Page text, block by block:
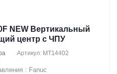
NEW Вертикальный
центр с ЧПУ
Артикул: MT14402
: Fanuc